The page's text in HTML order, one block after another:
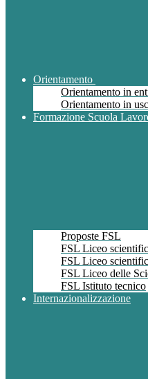
Orientamento
Orientamento in
Orientamento in
Formazione Scuola
Proposte FSL
FSL Liceo
FSL Liceo
FSL Liceo delle
FSL Istituto tecnico
Internazionalizzazione